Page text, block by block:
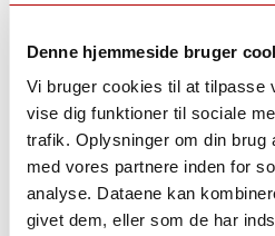
Denne hjemmeside bruger
Vi bruger cookies til at tilpasse
vise dig funktioner til sociale
trafik. Oplysninger om din
med vores partnere inden for
analyse. Dataene kan
givet dem, eller som de har